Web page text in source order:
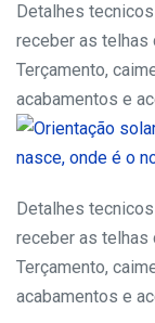
Detalhes
receber as telhas
Terçamento,
acabamentos e
Detalhes
receber as telhas
Terçamento,
acabamentos e